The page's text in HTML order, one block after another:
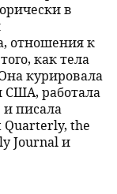
в
отношения к
как тела
курировала
работала
и писала
Quarterly, the
Journal и